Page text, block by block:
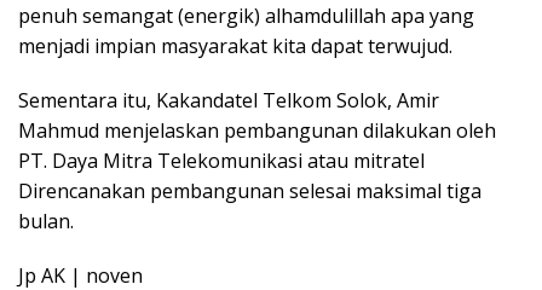
penuh semangat (energik) alhamdulillah apa yang
menjadi impian masyarakat kita dapat terwujud.
Sementara itu, Kakandatel Telkom Solok, Amir
Mahmud menjelaskan pembangunan dilakukan oleh
PT. Daya Mitra Telekomunikasi atau mitratel
Direncanakan pembangunan selesai maksimal tiga
bulan.
Jp AK | noven